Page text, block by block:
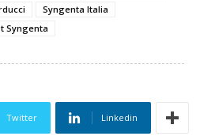
Syngenta Italia
Syngenta
Twitter Linkedin